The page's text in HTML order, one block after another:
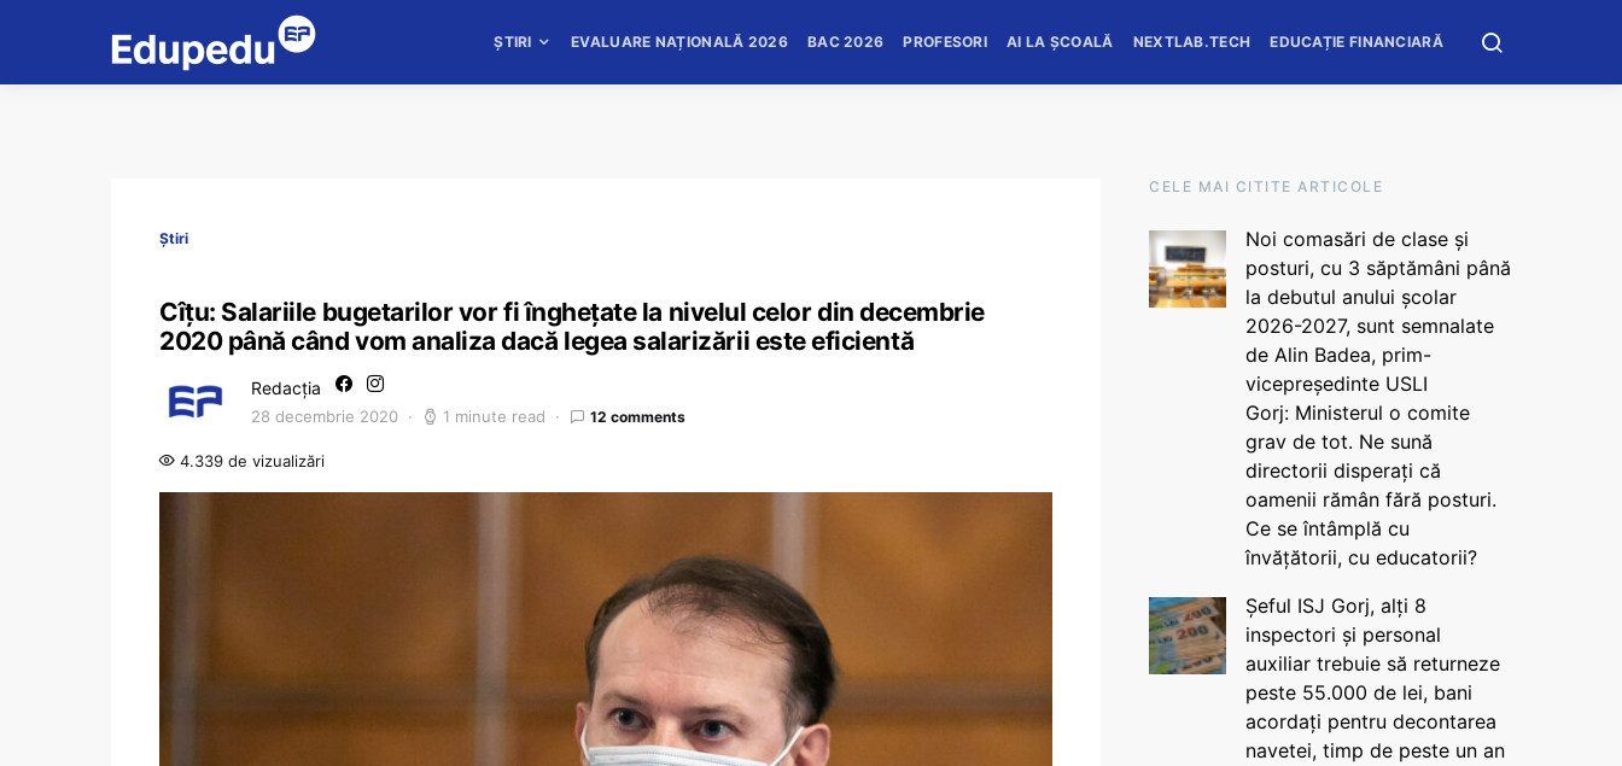
ȘTIRI EVALUARE NAȚIONALĂ 2026 BAC 2026 PROFESORI AI LA ȘCOALĂ NEXTLAB.TECH EDUCAȚIE FINANCIARĂ
Știri
Cîțu: Salariile bugetarilor vor fi înghețate la nivelul celor din decembrie
2020 până când vom analiza dacă legea salarizării este eficientă
Redacția
28 decembrie 2020 1 minute read 12 comments
4.339 de vizualizări
CELE MAI CITITE ARTICOLE
Noi comasări de clase și
posturi, cu 3 săptămâni până
la debutul anului școlar
2026-2027, sunt semnalate
de Alin Badea, prim-
vicepreședinte USLI
Gorj: Ministerul o comite
grav de tot. Ne sună
directorii disperați că
oamenii rămân fără posturi.
Ce se întâmplă cu
învățătorii, cu educatorii?
Șeful ISJ Gorj, alți 8
inspectori și personal
auxiliar trebuie să returneze
peste 55.000 de lei, bani
acordați pentru decontarea
navetei, timp de peste un an